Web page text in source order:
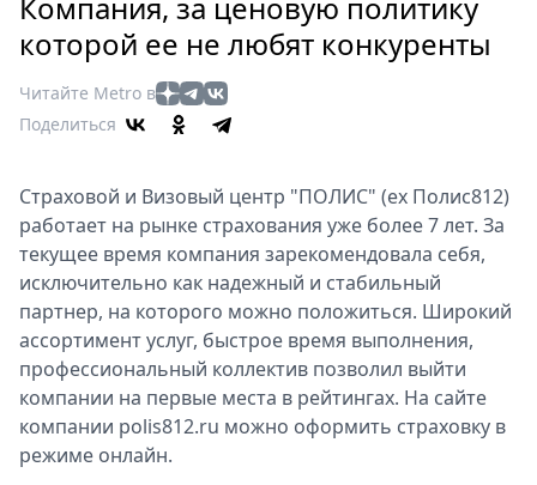
Россия
Здоровье
Еда
Мода
Театр
Кино
Афиша
Книги
Выставки
Пресс-
релизы
О
которой ее не любят конкуренты
Читайте Metro в
Поделиться
Страховой и Визовый центр "ПОЛИС" (ех Полис812)
работает на рынке страхования уже более 7 лет. За
текущее время компания зарекомендовала себя,
исключительно как надежный и стабильный
партнер, на которого можно положиться. Широкий
ассортимент услуг, быстрое время выполнения,
профессиональный коллектив позволил выйти
компании на первые места в рейтингах. На сайте
компании polis812.ru можно оформить страховку в
режиме онлайн.